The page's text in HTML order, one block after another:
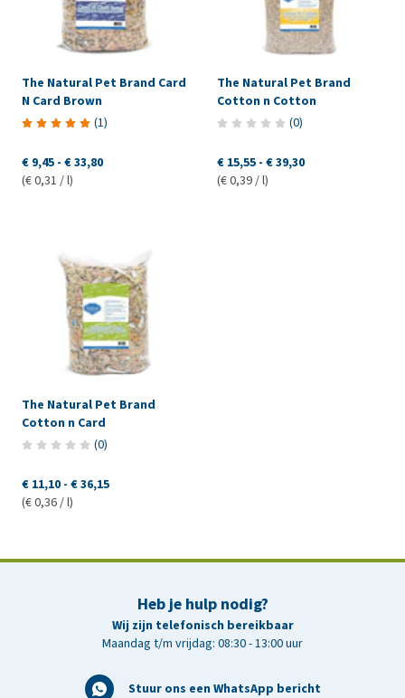
The Natural Pet Brand Card
N Card Brown
(1)
€ 9,45 - € 33,80
(€ 0,31 / l)
The Natural Pet Brand
Cotton n Cotton
(0)
€ 15,55 - € 39,30
(€ 0,39 / l)
The Natural Pet Brand
Cotton n Card
(0)
€ 11,10 - € 36,15
(€ 0,36 / l)
Heb je hulp nodig?
Wij zijn telefonisch bereikbaar
Maandag t/m vrijdag: 08:30 - 13:00 uur
Stuur ons een WhatsApp bericht